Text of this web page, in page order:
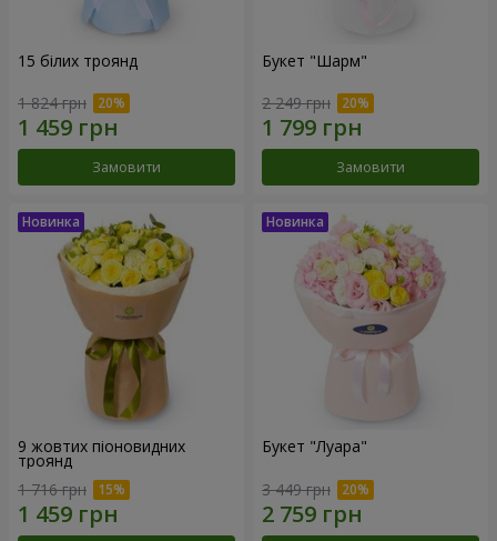
15 білих троянд
1 824 грн
Замовити
Букет "Шарм"
2 249 грн
Замовити
9 жовтих піоновидних
троянд
1 716 грн
Букет "Луара"
3 449 грн